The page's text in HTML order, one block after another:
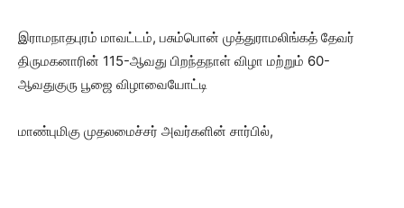
இராமநாதபுரம் மாவட்டம், பசும்பொன் முத்துராமலிங்கத் தேவர்
திருமகனாரின் 115-ஆவது பிறந்தநாள் விழா மற்றும் 60-
ஆவதுகுரு பூஜை விழாவையோட்டி
மாண்புமிகு முதலமைச்சர் அவர்களின் சார்பில்,